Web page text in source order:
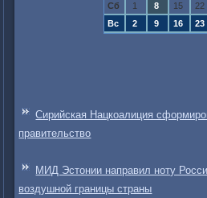
Сб
1 8 15 22
Вс
2 9 16 23
Сирийская Нацкоалиция
правительство
МИД Эстонии направил ноту
воздушной границы страны